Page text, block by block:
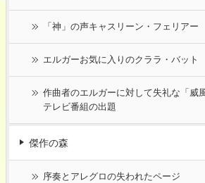
「神」の声キャスリーン・フェリアー
エルガーお気に入りのクララ・バット
作曲者のエルガーに対して失礼な「威
テレビ番組の出題
傑作の森
序奏とアレグロの失われたページ